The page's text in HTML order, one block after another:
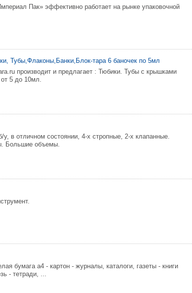
Пак» эффективно работает на рынке упаковочной
Тубы,Флаконы,Банки,Блок-тара 6 баночек по 5мл
производит и предлагает : Тюбики. Тубы с крышками
от 5 до 10мл.
у, в отличном состоянии, 4-х стропные, 2-х клапанные.
Большие объемы.
бумага а4 - картон - журналы, каталоги, газеты - книги
- тетради, ...